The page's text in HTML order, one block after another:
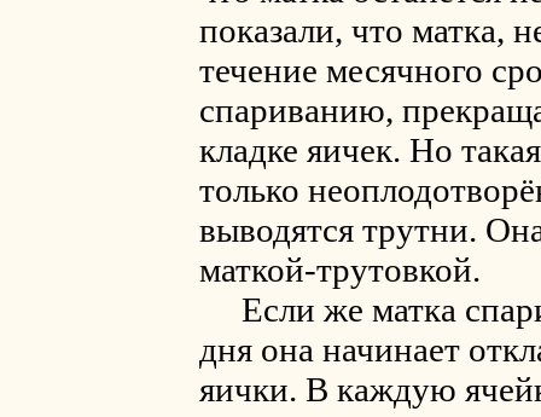
показали, что матка,
течение месячного
спариванию,
кладке яичек. Но
только
выводятся трутни.
маткой-трутовкой.
Если же матка
дня она начинает
яички. В каждую